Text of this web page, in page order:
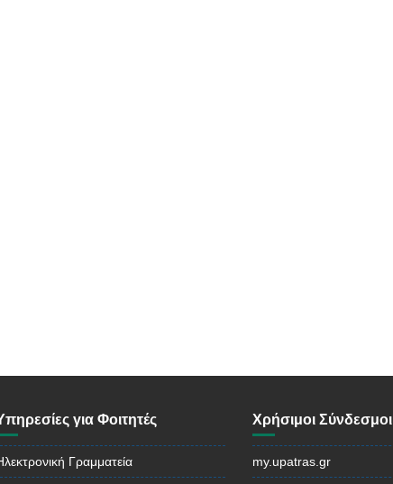
για Φοιτητές
Γραμματεία
Χρήσιμοι Σύνδεσμοι
my.upatras.gr